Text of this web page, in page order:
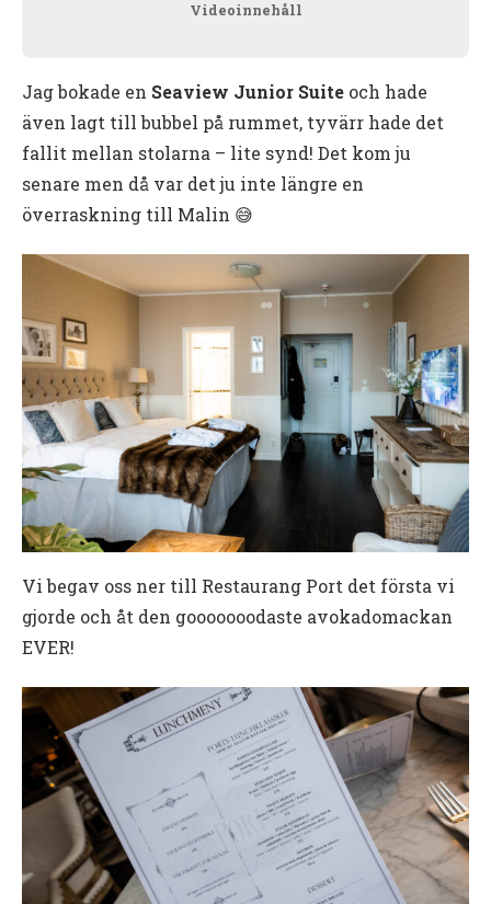
Videoinnehåll
Jag bokade en Seaview Junior Suite och hade
även lagt till bubbel på rummet, tyvärr hade det
fallit mellan stolarna – lite synd! Det kom ju
senare men då var det ju inte längre en
överraskning till Malin 😅
Vi begav oss ner till Restaurang Port det första vi
gjorde och åt den gooooooodaste avokadomackan
EVER!